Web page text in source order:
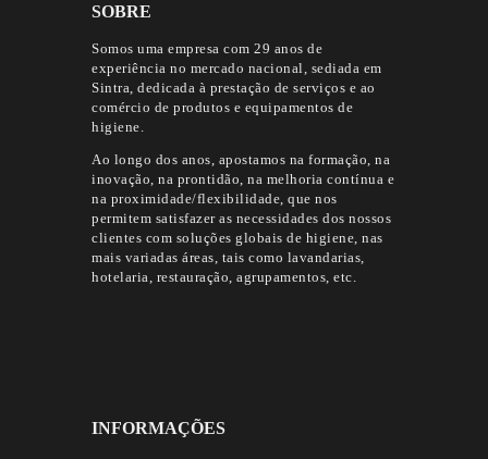
SOBRE
Somos uma empresa com 29 anos de
experiência no mercado nacional, sediada em
Sintra, dedicada à prestação de serviços e ao
comércio de produtos e equipamentos de
higiene.
Ao longo dos anos, apostamos na formação, na
inovação, na prontidão, na melhoria contínua e
na proximidade/flexibilidade, que nos
permitem satisfazer as necessidades dos nossos
clientes com soluções globais de higiene, nas
mais variadas áreas, tais como lavandarias,
hotelaria, restauração, agrupamentos, etc.
INFORMAÇÕES